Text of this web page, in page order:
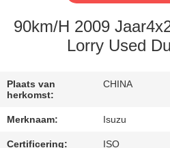
CONTACTEER
ONS
VERZOEK
90km/H 2009
Lorry Used
Plaats van
herkomst:
CHINA
Merknaam: Isuzu
Certificering: ISO